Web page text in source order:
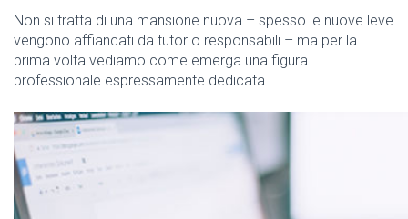
Non si tratta di una mansione nuova – spesso le nuove leve
vengono affiancati da tutor o responsabili – ma per la
prima volta vediamo come emerga una figura
professionale espressamente dedicata.